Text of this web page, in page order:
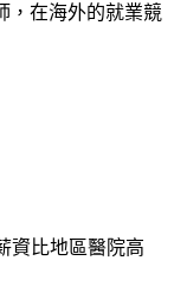
，在海外的就業競
資比地區醫院高